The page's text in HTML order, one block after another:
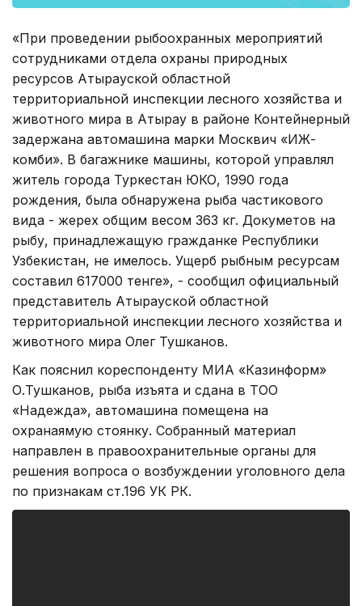
«При проведении рыбоохранных мероприятий
сотрудниками отдела охраны природных
ресурсов Атырауской областной
территориальной инспекции лесного хозяйства и
животного мира в Атырау в районе Контейнерный
задержана автомашина марки Москвич «ИЖ-
комби». В багажнике машины, которой управлял
житель города Туркестан ЮКО, 1990 года
рождения, была обнаружена рыба частикового
вида - жерех общим весом 363 кг. Докуметов на
рыбу, принадлежащую гражданке Республики
Узбекистан, не имелось. Ущерб рыбным ресурсам
составил 617000 тенге», - сообщил официальный
представитель Атырауской областной
территориальной инспекции лесного хозяйства и
животного мира Олег Тушканов.
Как пояснил кореспонденту МИА «Казинформ»
О.Тушканов, рыба изъята и сдана в ТОО
«Надежда», автомашина помещена на
охранаямую стоянку. Собранный материал
направлен в правоохранительные органы для
решения вопроса о возбуждении уголовного дела
по признакам ст.196 УК РК.